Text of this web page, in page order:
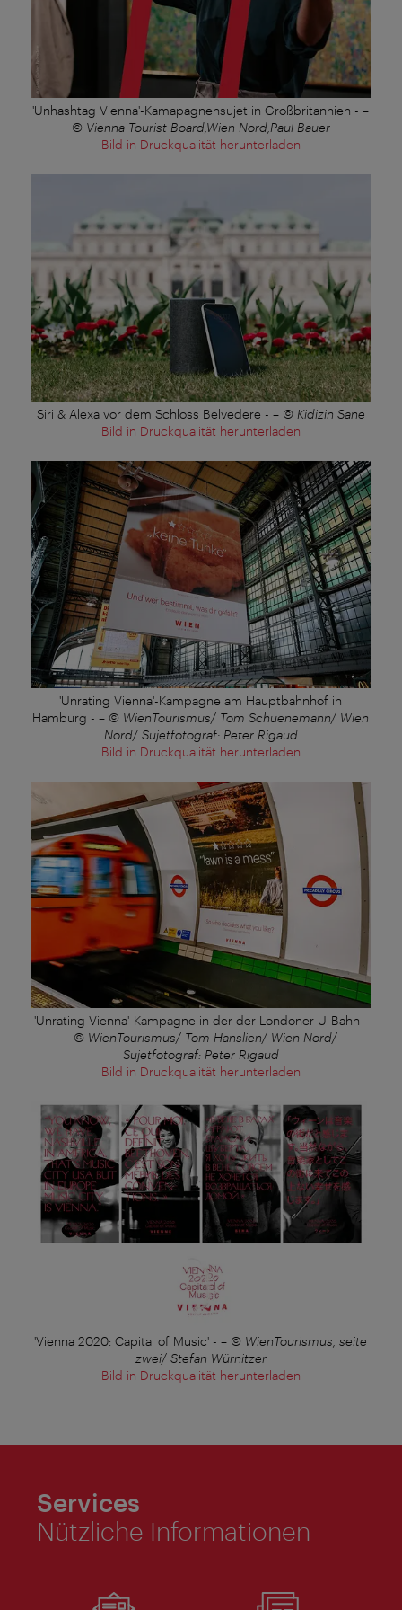
'Unhashtag Vienna'-Kamapagnensujet in Großbritannien -–
© Vienna Tourist Board,Wien Nord,Paul Bauer
Bild in Druckqualität herunterladen
Siri & Alexa vor dem Schloss Belvedere - – © Kidizin Sane
Bild in Druckqualität herunterladen
'Unrating Vienna'-Kampagne am Hauptbahnhof in
Hamburg -– © WienTourismus/ Tom Schuenemann/ Wien
Nord/ Sujetfotograf: Peter Rigaud
Bild in Druckqualität herunterladen
'Unrating Vienna'-Kampagne in der der Londoner U-Bahn -
– © WienTourismus/ Tom Hanslien/ Wien Nord/
Sujetfotograf: Peter Rigaud
Bild in Druckqualität herunterladen
'Vienna 2020: Capital of Music' -– © WienTourismus, seite
zwei/ Stefan Würnitzer
Bild in Druckqualität herunterladen
Services
Nützliche Informationen